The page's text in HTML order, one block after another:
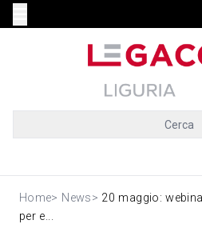
Cerca
Home> News> 20 maggio:
per e...